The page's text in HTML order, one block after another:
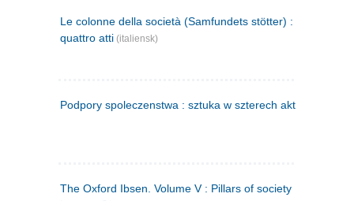
Le colonne della società (Samfundets stötter) : commedia
quattro atti (italiensk)
Podpory spoleczenstwa : sztuka w szterech aktach
The Oxford Ibsen. Volume V : Pillars of society ; A doll's